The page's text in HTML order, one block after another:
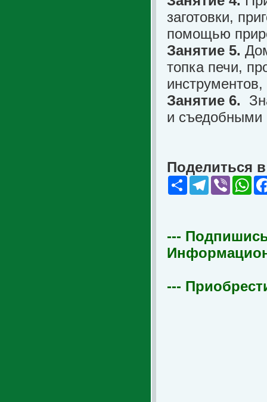
заготовки,
помощью
Занятие 5.
топка печи,
Занятие 6.
и съедобными
Поделиться
Share Telegram
Viber
---
---